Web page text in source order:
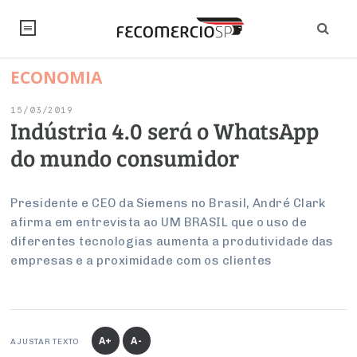
NOTÍCIAS
Editorial
Artigos
PROJETOS ESPECIAIS:
Economia
Brasil
Economia Digital
Inteligência Artificial
Legislação
Trabalho
Empresas
Reforma Tributária
Negócios
SINDICATOS
PESQUISAS
FALE CONOSCO
INSTITUCIONAL
Negociações Coletivas
Conselho de Emprego e Relações do Trabalho
ECONOMIA
15/03/2019
Indústria 4.0 será o WhatsApp
do mundo consumidor
Presidente e CEO da Siemens no Brasil, André Clark
afirma em entrevista ao UM BRASIL que o uso de
diferentes tecnologias aumenta a produtividade das
empresas e a proximidade com os clientes
AJUSTAR TEXTO A+ A-